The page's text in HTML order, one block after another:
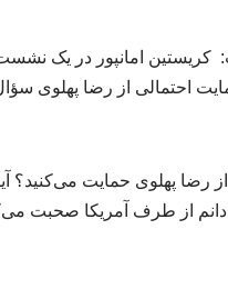
امانپور در یک
احتمالی از رضا پهلوی
پهلوی حمایت می‌کنید؟ آیا
از طرف آمریکا صحبت